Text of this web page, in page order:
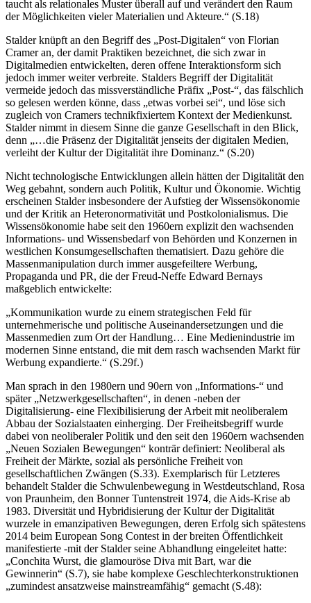
taucht als relationales Muster überall auf und verändert den Raum
der Möglichkeiten vieler Materialien und Akteure.“ (S.18)
Stalder knüpft an den Begriff des „Post-Digitalen“ von Florian
Cramer an, der damit Praktiken bezeichnet, die sich zwar in
Digitalmedien entwickelten, deren offene Interaktionsform sich
jedoch immer weiter verbreite. Stalders Begriff der Digitalität
vermeide jedoch das missverständliche Präfix „Post-“, das fälschlich
so gelesen werden könne, dass „etwas vorbei sei“, und löse sich
zugleich von Cramers technikfixiertem Kontext der Medienkunst.
Stalder nimmt in diesem Sinne die ganze Gesellschaft in den Blick,
denn „…die Präsenz der Digitalität jenseits der digitalen Medien,
verleiht der Kultur der Digitalität ihre Dominanz.“ (S.20)
Nicht technologische Entwicklungen allein hätten der Digitalität den
Weg gebahnt, sondern auch Politik, Kultur und Ökonomie. Wichtig
erscheinen Stalder insbesondere der Aufstieg der Wissensökonomie
und der Kritik an Heteronormativität und Postkolonialismus. Die
Wissensökonomie habe seit den 1960ern explizit den wachsenden
Informations- und Wissensbedarf von Behörden und Konzernen in
westlichen Konsumgesellschaften thematisiert. Dazu gehöre die
Massenmanipulation durch immer ausgefeiltere Werbung,
Propaganda und PR, die der Freud-Neffe Edward Bernays
maßgeblich entwickelte:
„Kommunikation wurde zu einem strategischen Feld für
unternehmerische und politische Auseinandersetzungen und die
Massenmedien zum Ort der Handlung… Eine Medienindustrie im
modernen Sinne entstand, die mit dem rasch wachsenden Markt für
Werbung expandierte.“ (S.29f.)
Man sprach in den 1980ern und 90ern von „Informations-“ und
später „Netzwerkgesellschaften“, in denen -neben der
Digitalisierung- eine Flexibilisierung der Arbeit mit neoliberalem
Abbau der Sozialstaaten einherging. Der Freiheitsbegriff wurde
dabei von neoliberaler Politik und den seit den 1960ern wachsenden
„Neuen Sozialen Bewegungen“ konträr definiert: Neoliberal als
Freiheit der Märkte, sozial als persönliche Freiheit von
gesellschaftlichen Zwängen (S.33). Exemplarisch für Letzteres
behandelt Stalder die Schwulenbewegung in Westdeutschland, Rosa
von Praunheim, den Bonner Tuntenstreit 1974, die Aids-Krise ab
1983. Diversität und Hybridisierung der Kultur der Digitalität
wurzele in emanzipativen Bewegungen, deren Erfolg sich spätestens
2014 beim European Song Contest in der breiten Öffentlichkeit
manifestierte -mit der Stalder seine Abhandlung eingeleitet hatte:
„Conchita Wurst, die glamouröse Diva mit Bart, war die
Gewinnerin“ (S.7), sie habe komplexe Geschlechterkonstruktionen
„zumindest ansatzweise mainstreamfähig“ gemacht (S.48):